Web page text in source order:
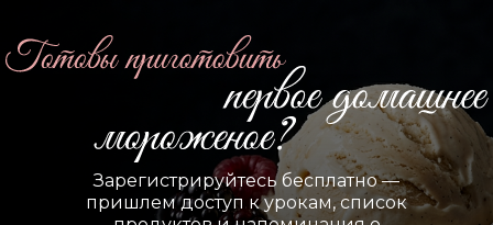
Зарегистрируйтесь бесплатно —
пришлем доступ к урокам, список